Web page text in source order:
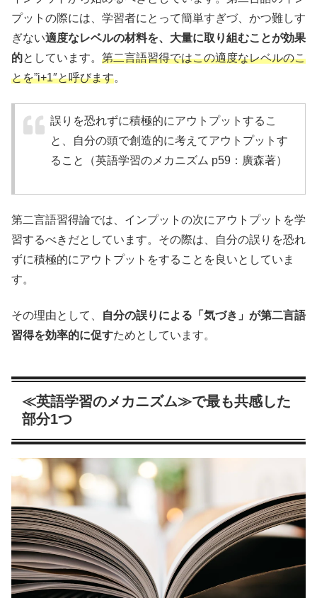
プットの際には、学習者にとって簡単すぎづ、かつ難しす
ぎない適度なレベルの材料を、大量に取り組むことが効果
的としています。 第二言語習得ではこの適度なレベルのこ
とを”i+1″と呼びます。
誤りを恐れずに積極的にアウトプットするこ
と、自分の頭で創造的に考えてアウトプットす
ること（英語学習のメカニズム p59：廣森著）
第二言語習得論では、インプットの次にアウトプットを学
習するべきだとしています。その際は、自分の誤りを恐れ
ずに積極的にアウトプットをすることを良いとしていま
す。
その理由として、
自分の誤りによる「気づき」が第二言語
習得を効率的に促すためとしています。
≪英語学習のメカニズム≫で最も共感した
部分1つ